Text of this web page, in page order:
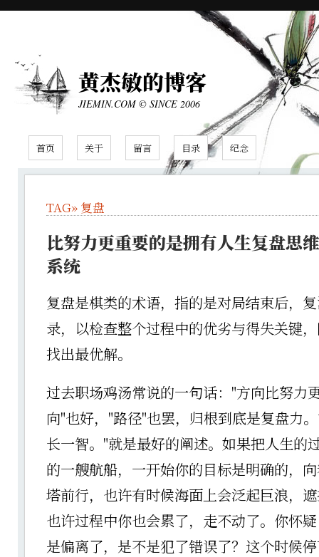
黄杰敏的博客
JIEMIN.COM © SINCE 2006
首页 关于 留言 目录 纪念
TAG» 复盘
比努力更重要的是拥有人生复盘思
系统
复盘是棋类的术语，指的是对局结束后，
录，以检查整个过程中的优劣与得失关键
找出最优解。
过去职场鸡汤常说的一句话："方向比努力
向"也好，"路径"也罢，归根到底是复盘力
长一智。"就是最好的阐述。如果把人生的
的一艘航船，一开始你的目标是明确的，
塔前行，也许有时候海面上会泛起巨浪，
也许过程中你也会累了，走不动了。你怀
是偏离了，是不是犯了错误了？这个时候